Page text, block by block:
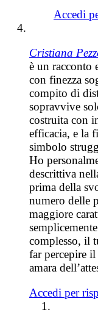
Accedi
Cristiana
è un racconto
con finezza
compito di
sopravvive
costruita con
efficacia, e la
simbolo
Ho
descrittiva
prima della
numero delle
maggiore
complesso, il
far percepire
amara
Accedi per